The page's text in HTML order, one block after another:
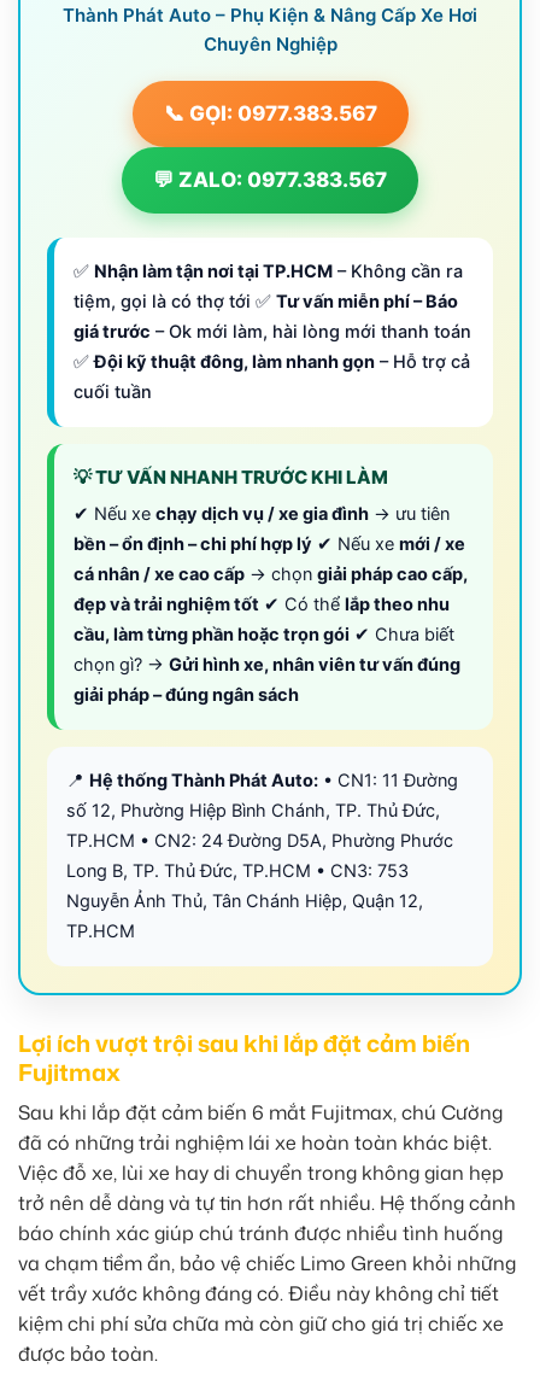
Thành Phát Auto – Phụ Kiện & Nâng Cấp Xe Hơi
Chuyên Nghiệp
📞 GỌI: 0977.383.567
💬 ZALO: 0977.383.567
✅ Nhận làm tận nơi tại TP.HCM – Không cần ra
tiệm, gọi là có thợ tới ✅ Tư vấn miễn phí – Báo
giá trước – Ok mới làm, hài lòng mới thanh toán
✅Đội kỹ thuật đông, làm nhanh gọn – Hỗ trợ cả
cuối tuần
💡 TƯ VẤN NHANH TRƯỚC KHI LÀM
✔ Nếu xe chạy dịch vụ / xe gia đình → ưu tiên
bền – ổn định – chi phí hợp lý ✔ Nếu xe mới / xe
cá nhân / xe cao cấp → chọn giải pháp cao cấp,
đẹp và trải nghiệm tốt ✔ Có thể lắp theo nhu
cầu, làm từng phần hoặc trọn gói ✔ Chưa biết
chọn gì? → Gửi hình xe, nhân viên tư vấn đúng
giải pháp – đúng ngân sách
📍 Hệ thống Thành Phát Auto: • CN1: 11 Đường
số 12, Phường Hiệp Bình Chánh, TP. Thủ Đức,
TP.HCM • CN2: 24 Đường D5A, Phường Phước
Long B, TP. Thủ Đức, TP.HCM • CN3: 753
Nguyễn Ảnh Thủ, Tân Chánh Hiệp, Quận 12,
TP.HCM
Lợi ích vượt trội sau khi lắp đặt cảm biến
Fujitmax
Sau khi lắp đặt cảm biến 6 mắt Fujitmax, chú Cường
đã có những trải nghiệm lái xe hoàn toàn khác biệt.
Việc đỗ xe, lùi xe hay di chuyển trong không gian hẹp
trở nên dễ dàng và tự tin hơn rất nhiều. Hệ thống cảnh
báo chính xác giúp chú tránh được nhiều tình huống
va chạm tiềm ẩn, bảo vệ chiếc Limo Green khỏi những
vết trầy xước không đáng có. Điều này không chỉ tiết
kiệm chi phí sửa chữa mà còn giữ cho giá trị chiếc xe
được bảo toàn.